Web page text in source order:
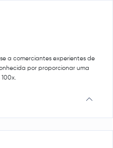
a comerciantes experientes de
por proporcionar uma